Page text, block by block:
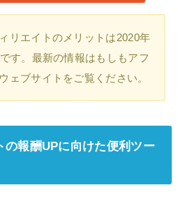
リエイトのメリットは2020年
す。最新の情報はもしもアフ
ェブサイトをご覧ください。
の報酬UPに向けた便利ツー